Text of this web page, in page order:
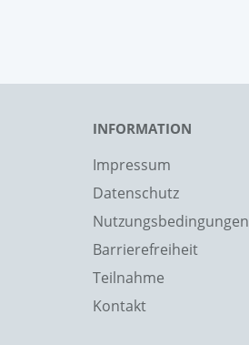
INFORMATION
Impressum
Datenschutz
Nutzungsbedingungen
Barrierefreiheit
Teilnahme
Kontakt